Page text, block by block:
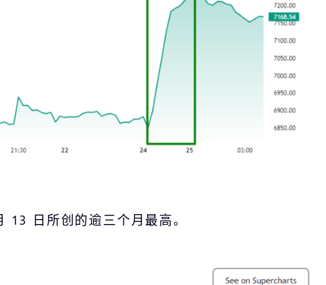
13 日所创的逾三个月最高。